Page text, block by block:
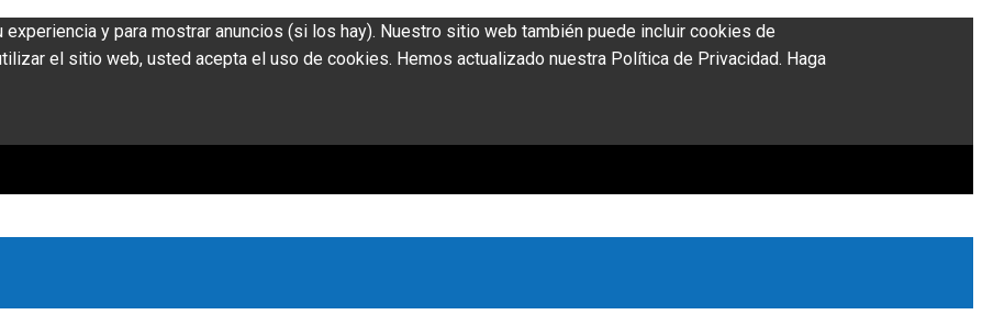
y para mostrar anuncios (si los hay). Nuestro sitio web también puede incluir cookies de
el sitio web, usted acepta el uso de cookies. Hemos actualizado nuestra Política de Privacidad. Haga